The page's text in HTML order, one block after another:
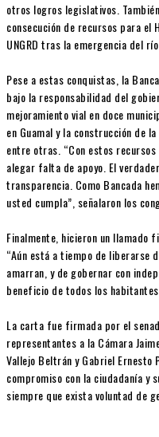
otros logros legislativos.
consecución de recursos para el
UNGRD tras la emergencia del
Pese a estas conquistas, la
bajo la responsabilidad del
mejoramiento vial en doce
en Guamal y la construcción de
entre otras. “Con estos
alegar falta de apoyo. El
transparencia. Como Bancada
usted cumpla”, señalaron los
Finalmente, hicieron un llamado
“Aún está a tiempo de liberarse
amarran, y de gobernar con
beneficio de todos los
La carta fue firmada por el
representantes a la Cámara
Vallejo Beltrán y Gabriel Ernesto
compromiso con la ciudadanía y
siempre que exista voluntad de